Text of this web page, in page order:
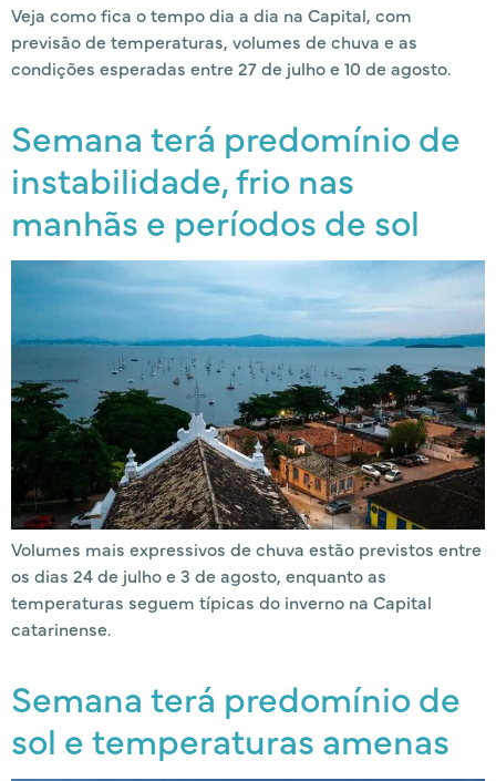
Veja como fica o tempo dia a dia na Capital, com
previsão de temperaturas, volumes de chuva e as
condições esperadas entre 27 de julho e 10 de agosto.
Semana terá predomínio de
instabilidade, frio nas
manhãs e períodos de sol
Volumes mais expressivos de chuva estão previstos entre
os dias 24 de julho e 3 de agosto, enquanto as
temperaturas seguem típicas do inverno na Capital
catarinense.
Semana terá predomínio de
sol e temperaturas amenas